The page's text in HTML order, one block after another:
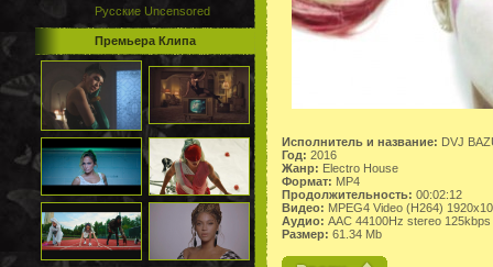
Русские Uncensored
Премьера Клипа
Исполнитель и название: DVJ
Год: 2016
Жанр: Electro House
Формат: MP4
Продолжительность: 00:02:12
Видео: MPEG4 Video (H264)
Аудио: AAC 44100Hz stereo 125kbps
Размер: 61.34 Mb